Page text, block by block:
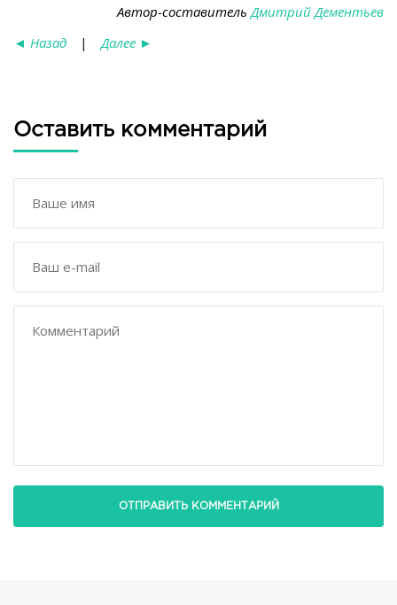
Автор-составитель Дмитрий Дементьев
◄ Назад | Далее ►
Оставить комментарий